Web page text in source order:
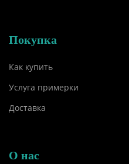
Покупка
Как купить
Услуга примерки
Доставка
О нас